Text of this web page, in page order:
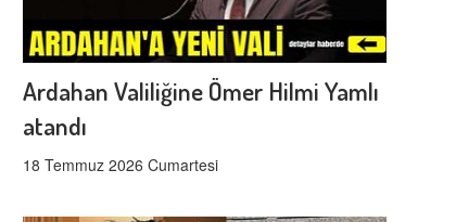
Ardahan Valiliğine Ömer Hilmi Yamlı
atandı
18 Temmuz 2026 Cumartesi